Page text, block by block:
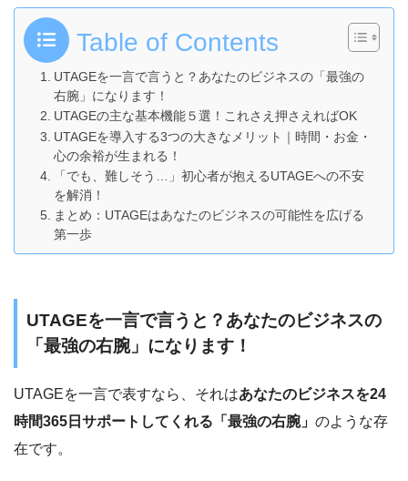
Table of Contents
UTAGEを一言で言うと？あなたのビジネスの「最強の
右腕」になります！
UTAGEの主な基本機能５選！これさえ押さえればOK
UTAGEを導入する3つの大きなメリット｜時間・お金・
心の余裕が生まれる！
「でも、難しそう…」初心者が抱えるUTAGEへの不安
を解消！
まとめ：UTAGEはあなたのビジネスの可能性を広げる
第一歩
UTAGEを一言で言うと？あなたのビジネスの
「最強の右腕」になります！
UTAGEを一言で表すなら、それはあなたのビジネスを24
時間365日サポートしてくれる「最強の右腕」 のような存
在です。